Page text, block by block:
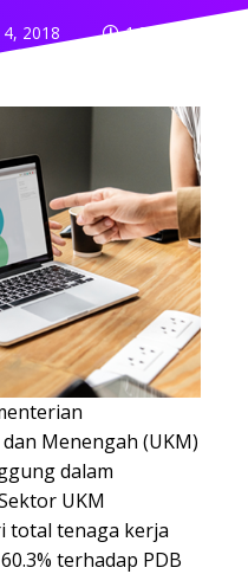
2018 1:05 am
Menengah (UKM)
dalam
UKM
total tenaga kerja
terhadap PDB